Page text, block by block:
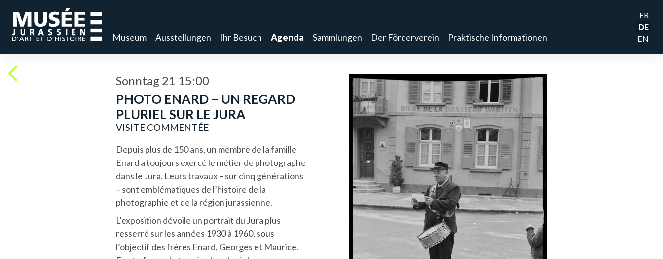
Museum Ausstellungen Ihr Besuch Agenda Sammlungen Der Förderverein Praktische Informationen
FR
DE
EN
Sonntag 21 15:00
PHOTO ENARD – UN REGARD
PLURIEL SUR LE JURA
VISITE COMMENTÉE
Depuis plus de 150 ans, un membre de la famille
Enard a toujours exercé le métier de photographe
dans le Jura. Leurs travaux – sur cinq générations
– sont emblématiques de l’histoire de la
photographie et de la région jurassienne.
L’exposition dévoile un portrait du Jura plus
resserré sur les années 1930 à 1960, sous
l’objectif des frères Enard, Georges et Maurice.